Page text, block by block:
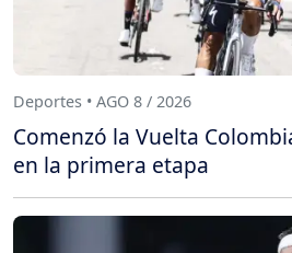
Deportes • AGO 8 / 2026
Comenzó la Vuelta
en la primera etapa